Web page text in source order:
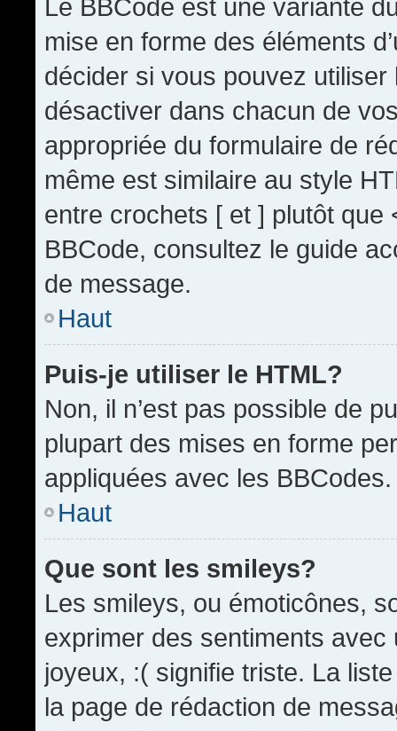
Le BBCode est une variante
mise en forme des éléments
décider si vous pouvez
désactiver dans chacun de
appropriée du formulaire de
même est similaire au style
entre crochets [ et ] plutôt que
BBCode, consultez le guide
de message.
Haut
Puis-je utiliser le HTML?
Non, il n’est pas possible de
plupart des mises en forme
appliquées avec les BBCodes.
Haut
Que sont les smileys?
Les smileys, ou émoticônes,
exprimer des sentiments
joyeux, :( signifie triste. La
la page de rédaction de